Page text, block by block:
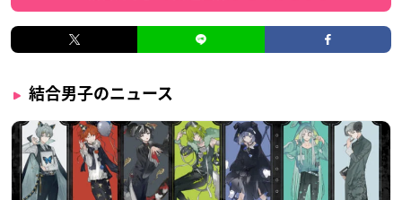
結合男子のニュース